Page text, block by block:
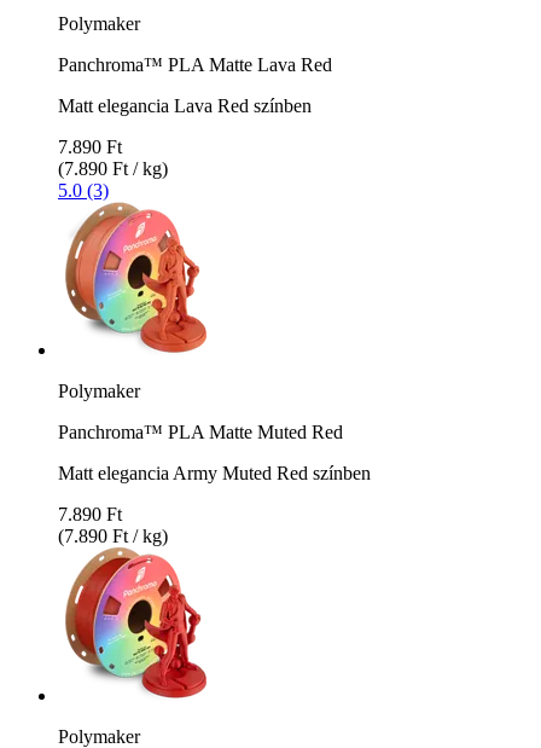
Polymaker
Panchroma™ PLA Matte Lava Red
Matt elegancia Lava Red színben
7.890 Ft
(7.890 Ft / kg)
5.0 (3)
Polymaker
Panchroma™ PLA Matte Muted Red
Matt elegancia Army Muted Red színben
7.890 Ft
(7.890 Ft / kg)
Polymaker